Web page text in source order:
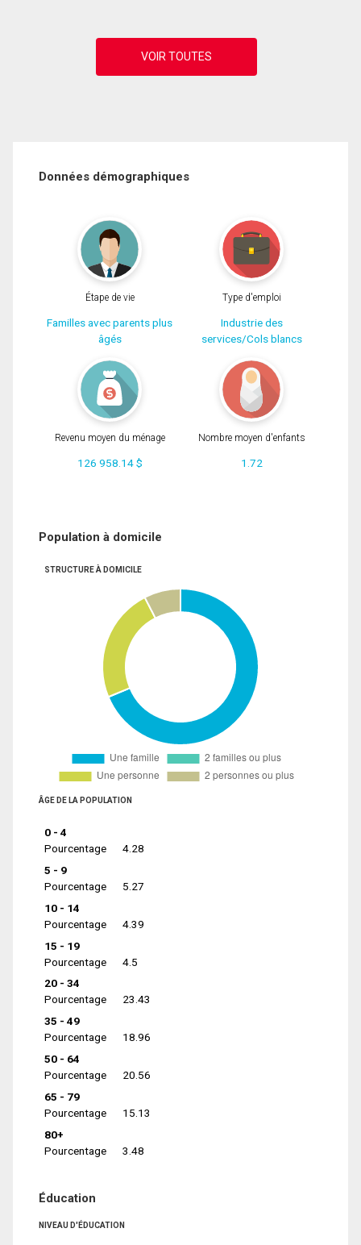
Données démographiques
Étape de vie
Familles avec parents plus
âgés
Type d'emploi
Industrie des
services/Cols blancs
Revenu moyen du ménage
126 958.14 $
Nombre moyen d'enfants
1.72
Population à domicile
STRUCTURE À DOMICILE
ÂGE DE LA POPULATION
0 - 4
Pourcentage
4.28
5 - 9
Pourcentage
5.27
10 - 14
Pourcentage
4.39
15 - 19
Pourcentage
4.5
20 - 34
Pourcentage
23.43
35 - 49
Pourcentage
18.96
50 - 64
Pourcentage
20.56
65 - 79
Pourcentage
15.13
80+
Pourcentage
3.48
Éducation
NIVEAU D'ÉDUCATION